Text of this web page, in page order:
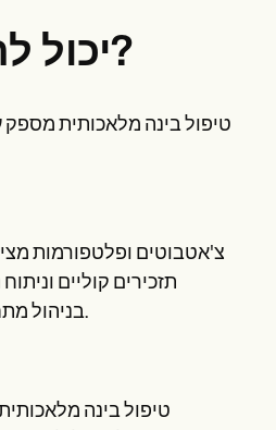
כיצד השימוש ב- AI יכול להועיל ללקוחות בטיפול?
טיפול בינה מלאכותית מספק
תזכירים קוליים
בניהול מתח, חרדה, דיכאון מתון וכאבים כרוניים, אפילו בנסיבות משבר חריפות ומצבי חירום לבריאות הנפש.
טיפול בינה